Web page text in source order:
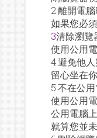
2.離開電
如果您必
3清除瀏覽
使用公用
4.避免他
留心坐在
5.不在公
使用公用
公用電腦
就算您並